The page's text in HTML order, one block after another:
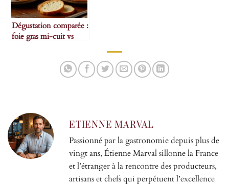
Dégustation comparée :
foie gras mi-cuit vs
ETIENNE MARVAL
Passionné par la gastronomie depuis plus de
vingt ans, Étienne Marval sillonne la France
et l’étranger à la rencontre des producteurs,
artisans et chefs qui perpétuent l’excellence